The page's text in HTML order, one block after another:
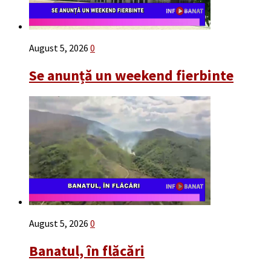
August 5, 2026 0
Se anunță un weekend fierbinte
August 5, 2026 0
Banatul, în flăcări